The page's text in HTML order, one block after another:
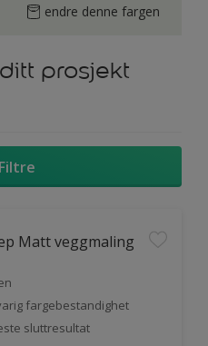
endre denne fargen
prosjekt
Filtre
Matt veggmaling
fargebestandighet
sluttresultat